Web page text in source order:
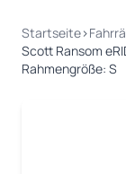
Startseite›
Scott Ransom
Rahmengröße: S